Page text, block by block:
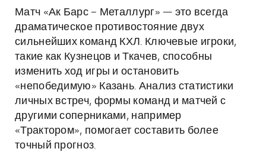
Матч «Ак Барс – Металлург» — это всегда
драматическое противостояние двух
сильнейших команд КХЛ. Ключевые игроки,
такие как Кузнецов и Ткачев, способны
изменить ход игры и остановить
«непобедимую» Казань. Анализ статистики
личных встреч, формы команд и матчей с
другими соперниками, например
«Трактором», помогает составить более
точный прогноз.